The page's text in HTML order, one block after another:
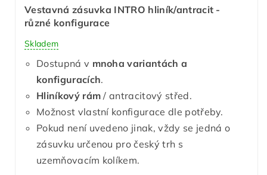
Vestavná zásuvka INTRO hliník/antracit -
různé konfigurace
Skladem
Dostupná v mnoha variantách a
konfiguracích.
Hliníkový rám/ antracitový střed.
Možnost vlastní konfigurace dle potřeby.
Pokud není uvedeno jinak, vždy se jedná o
zásuvku určenou pro český trh s
uzemňovacím kolíkem.